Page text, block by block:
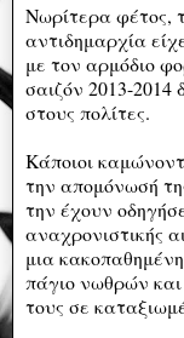
Νωρίτερα φέτος,
αντιδημαρχία
με τον αρμόδιο
σαιζόν 2013-2014
στους πολίτες.
Κάποιοι
την απομόνωσή
την έχουν
αναχρονιστικής
μια
πάγιο νωθρών
τους σε